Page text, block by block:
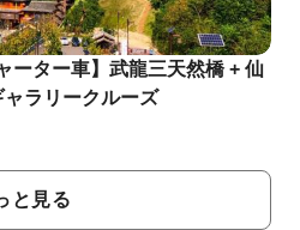
ーター車】武龍三天然橋 + 仙
ラリークルーズ
と見る